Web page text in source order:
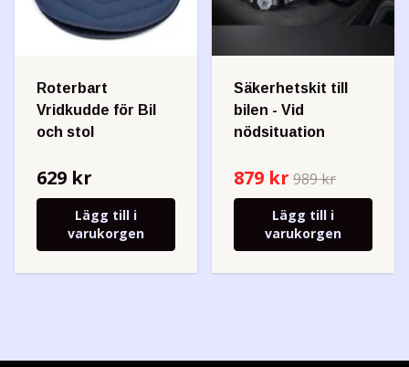
Roterbart
Vridkudde för Bil
och stol
629 kr
Lägg till i
varukorgen
Säkerhetskit till
bilen - Vid
nödsituation
879 kr 989 kr
Lägg till i
varukorgen